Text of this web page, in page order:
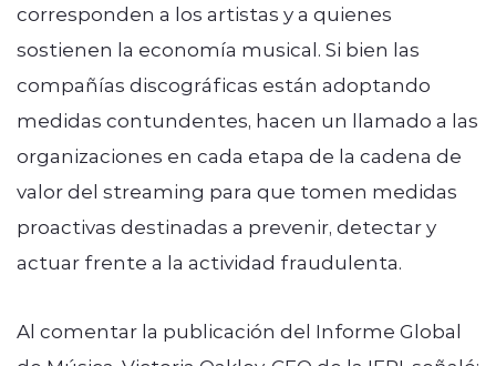
corresponden a los artistas y a quienes
sostienen la economía musical. Si bien las
compañías discográficas están adoptando
medidas contundentes, hacen un llamado a las
organizaciones en cada etapa de la cadena de
valor del streaming para que tomen medidas
proactivas destinadas a prevenir, detectar y
actuar frente a la actividad fraudulenta.
Al comentar la publicación del Informe Global